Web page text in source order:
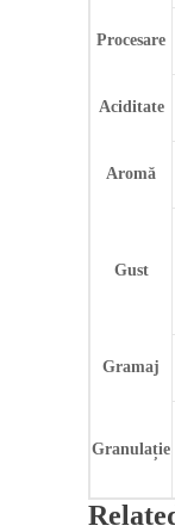
Procesare
Aciditate
Aromă
Gust
Gramaj
Granulație